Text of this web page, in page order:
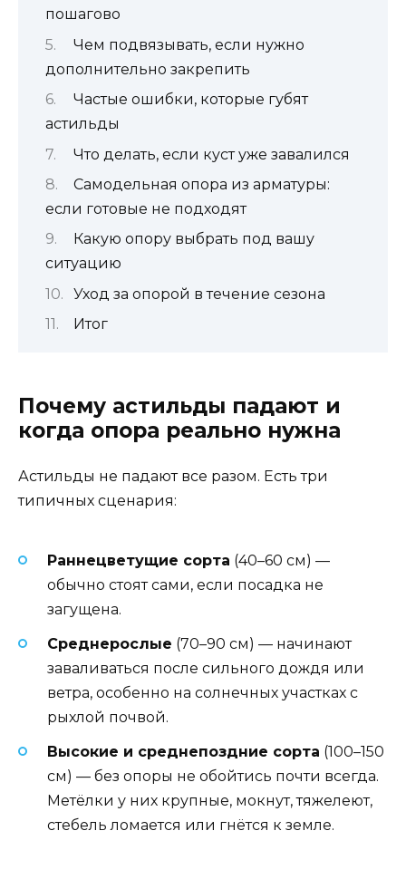
пошагово
Чем подвязывать, если нужно
дополнительно закрепить
Частые ошибки, которые губят
астильды
Что делать, если куст уже завалился
Самодельная опора из арматуры:
если готовые не подходят
Какую опору выбрать под вашу
ситуацию
Уход за опорой в течение сезона
Итог
Почему астильды падают и
когда опора реально нужна
Астильды не падают все разом. Есть три
типичных сценария:
Раннецветущие сорта (40–60 см) —
обычно стоят сами, если посадка не
загущена.
Среднерослые (70–90 см) — начинают
заваливаться после сильного дождя или
ветра, особенно на солнечных участках с
рыхлой почвой.
Высокие и среднепоздние сорта (100–150
см) — без опоры не обойтись почти всегда.
Метёлки у них крупные, мокнут, тяжелеют,
стебель ломается или гнётся к земле.